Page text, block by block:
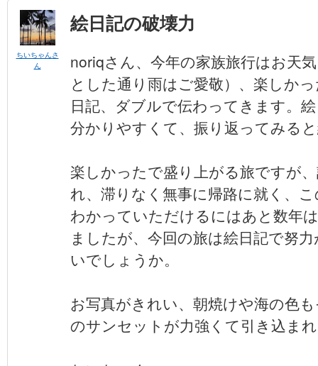
ちいちゃんさ
ん
絵日記の破壊力
noriqさん、今年の家族旅行はお天
とした通り雨はご愛敬）、楽しか
日記、ダブルで伝わってきます。
分かりやすくて、振り返ってみる
楽しかったで盛り上がる旅ですが
れ、滞りなく無事に帰路に就く、
わかっていただけるにはあと数年
ましたが、今回の旅は絵日記で努
いでしょうか。
お写真がきれい、朝焼けや海の色
のサンセットが力強くて引き込ま